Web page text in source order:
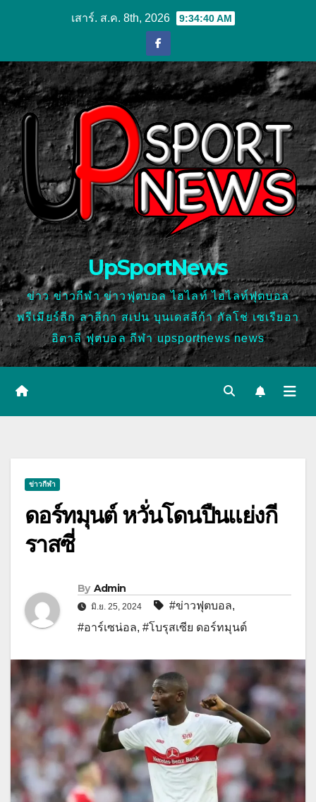
เสาร์. ส.ค. 8th, 2026 9:34:41 AM
UpSportNews
ข่าว ข่าวกีฬา ข่าวฟุตบอล ไฮไลท์ ไฮไลท์ฟุตบอล
พรีเมียร์ลีก ลาลีกา สเปน บุนเดสลีก้า กัลโช่ เซเรียอา
อิตาลี ฟุตบอล กีฬา upsportnews news
ข่าวกีฬา
ดอร์ทมุนต์ หวั่นโดนปืนแย่งกี
ราสซี่
By Admin
มิ.ย. 25, 2024 #ข่าวฟุตบอล,
#อาร์เซน่อล, #โบรุสเซีย ดอร์ทมุนต์